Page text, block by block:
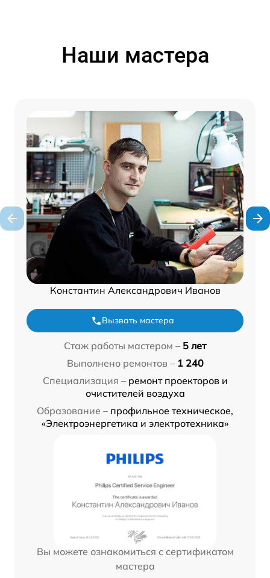
Наши мастера
Константин Александрович Иванов
Вызвать мастера
Стаж работы мастером – 5 лет
Выполнено ремонтов – 1 240
Специализация – ремонт проекторов и
очистителей воздуха
Образование – профильное техническое,
«Электроэнергетика и электротехника»
Вы можете ознакомиться с сертификатом
мастера